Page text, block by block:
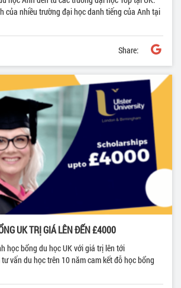
của nhiều trường đại học danh tiếng của Anh tại
Share:
UK TRỊ GIÁ LÊN ĐẾN £4000
học bổng du học UK với giá trị lên tới
vấn du học trên 10 năm cam kết đỗ học bổng